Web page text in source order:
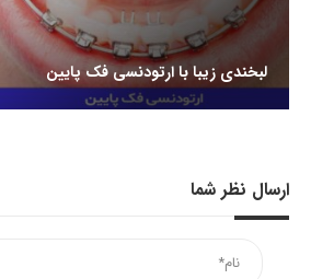
لبخندی زیبا با ارتودنسی فک پایین
ارسال نظر شما